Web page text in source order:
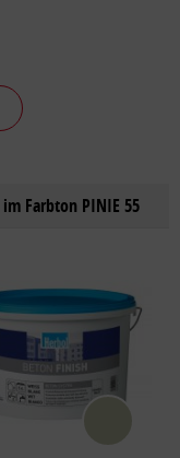
im Farbton PINIE 55